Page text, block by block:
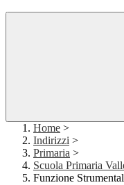
Home >
Indirizzi >
Primaria >
Scuola Primaria
Funzione